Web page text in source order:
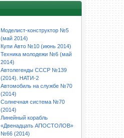
Моделист-конструктор №5
(май 2014)
Купи Авто №10 (июнь 2014)
Техника молодежи №6 (май
2014)
Автолегенды СССР №139
(2014). НАТИ-2
Автомобиль на службе №70
(2014)
Солнечная система №70
(2014)
Линейный корабль
«Двенадцать АПОСТОЛОВ»
№66 (2014)